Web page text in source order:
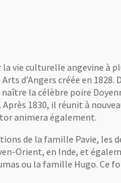
vie culturelle angevine à
d’Angers créée en 1828.
la célèbre poire
1830, il réunit à
animera également.
de la famille Pavie, les
Orient, en Inde, et
ou la famille Hugo. Ce